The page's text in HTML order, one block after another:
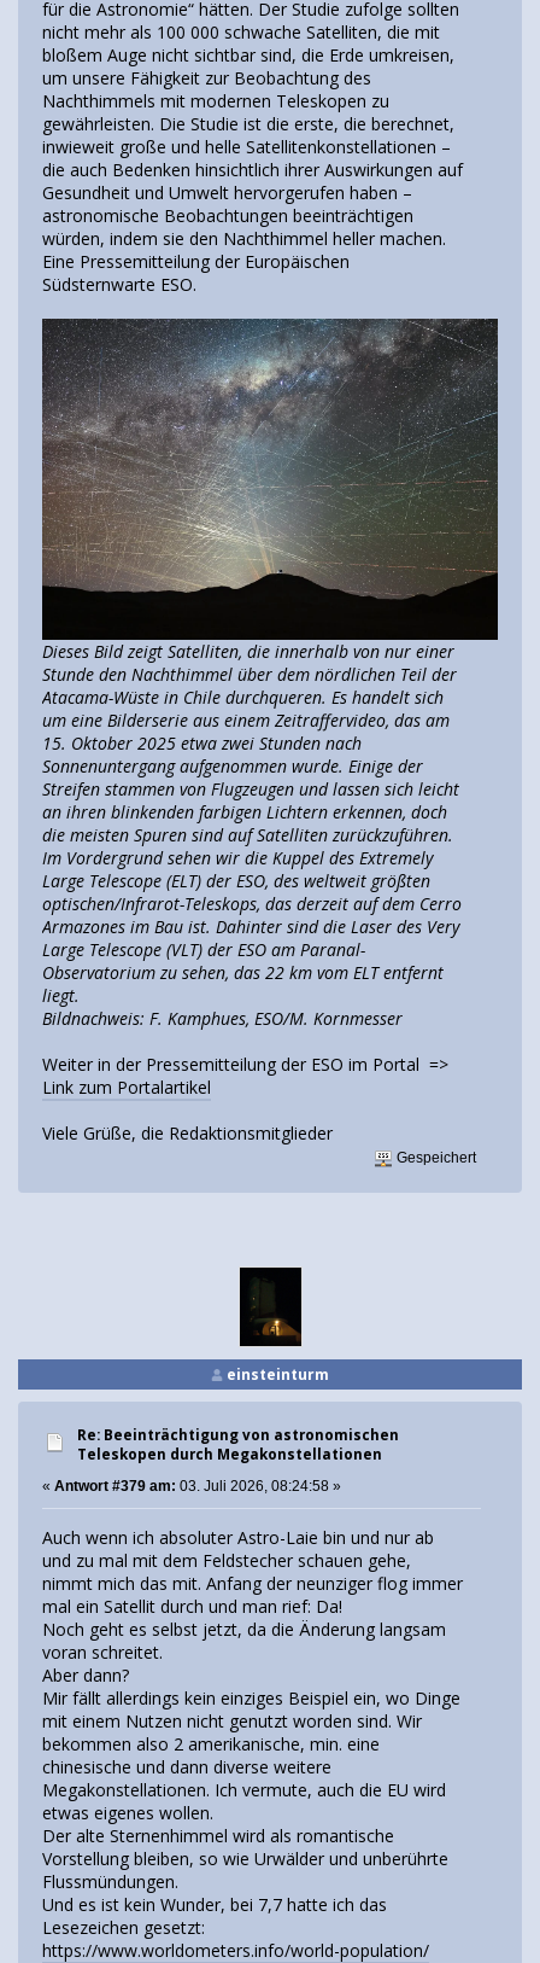
für die Astronomie“ hätten. Der Studie zufolge sollten
nicht mehr als 100 000 schwache Satelliten, die mit
bloßem Auge nicht sichtbar sind, die Erde umkreisen,
um unsere Fähigkeit zur Beobachtung des
Nachthimmels mit modernen Teleskopen zu
gewährleisten. Die Studie ist die erste, die berechnet,
inwieweit große und helle Satellitenkonstellationen –
die auch Bedenken hinsichtlich ihrer Auswirkungen auf
Gesundheit und Umwelt hervorgerufen haben –
astronomische Beobachtungen beeinträchtigen
würden, indem sie den Nachthimmel heller machen.
Eine Pressemitteilung der Europäischen
Südsternwarte ESO.
Dieses Bild zeigt Satelliten, die innerhalb von nur einer
Stunde den Nachthimmel über dem nördlichen Teil der
Atacama-Wüste in Chile durchqueren. Es handelt sich
um eine Bilderserie aus einem Zeitraffervideo, das am
15. Oktober 2025 etwa zwei Stunden nach
Sonnenuntergang aufgenommen wurde. Einige der
Streifen stammen von Flugzeugen und lassen sich leicht
an ihren blinkenden farbigen Lichtern erkennen, doch
die meisten Spuren sind auf Satelliten zurückzuführen.
Im Vordergrund sehen wir die Kuppel des Extremely
Large Telescope (ELT) der ESO, des weltweit größten
optischen/Infrarot-Teleskops, das derzeit auf dem Cerro
Armazones im Bau ist. Dahinter sind die Laser des Very
Large Telescope (VLT) der ESO am Paranal-
Observatorium zu sehen, das 22 km vom ELT entfernt
liegt.
Bildnachweis: F. Kamphues, ESO/M. Kornmesser
Weiter in der Pressemitteilung der ESO im Portal =>
Link zum Portalartikel
Viele Grüße, die Redaktionsmitglieder
Gespeichert
einsteinturm
Re: Beeinträchtigung von astronomischen
Teleskopen durch Megakonstellationen
« Antwort #379 am: 03. Juli 2026, 08:24:58 »
Auch wenn ich absoluter Astro-Laie bin und nur ab
und zu mal mit dem Feldstecher schauen gehe,
nimmt mich das mit. Anfang der neunziger flog immer
mal ein Satellit durch und man rief: Da!
Noch geht es selbst jetzt, da die Änderung langsam
voran schreitet.
Aber dann?
Mir fällt allerdings kein einziges Beispiel ein, wo Dinge
mit einem Nutzen nicht genutzt worden sind. Wir
bekommen also 2 amerikanische, min. eine
chinesische und dann diverse weitere
Megakonstellationen. Ich vermute, auch die EU wird
etwas eigenes wollen.
Der alte Sternenhimmel wird als romantische
Vorstellung bleiben, so wie Urwälder und unberührte
Flussmündungen.
Und es ist kein Wunder, bei 7,7 hatte ich das
Lesezeichen gesetzt:
https://www.worldometers.info/world-population/